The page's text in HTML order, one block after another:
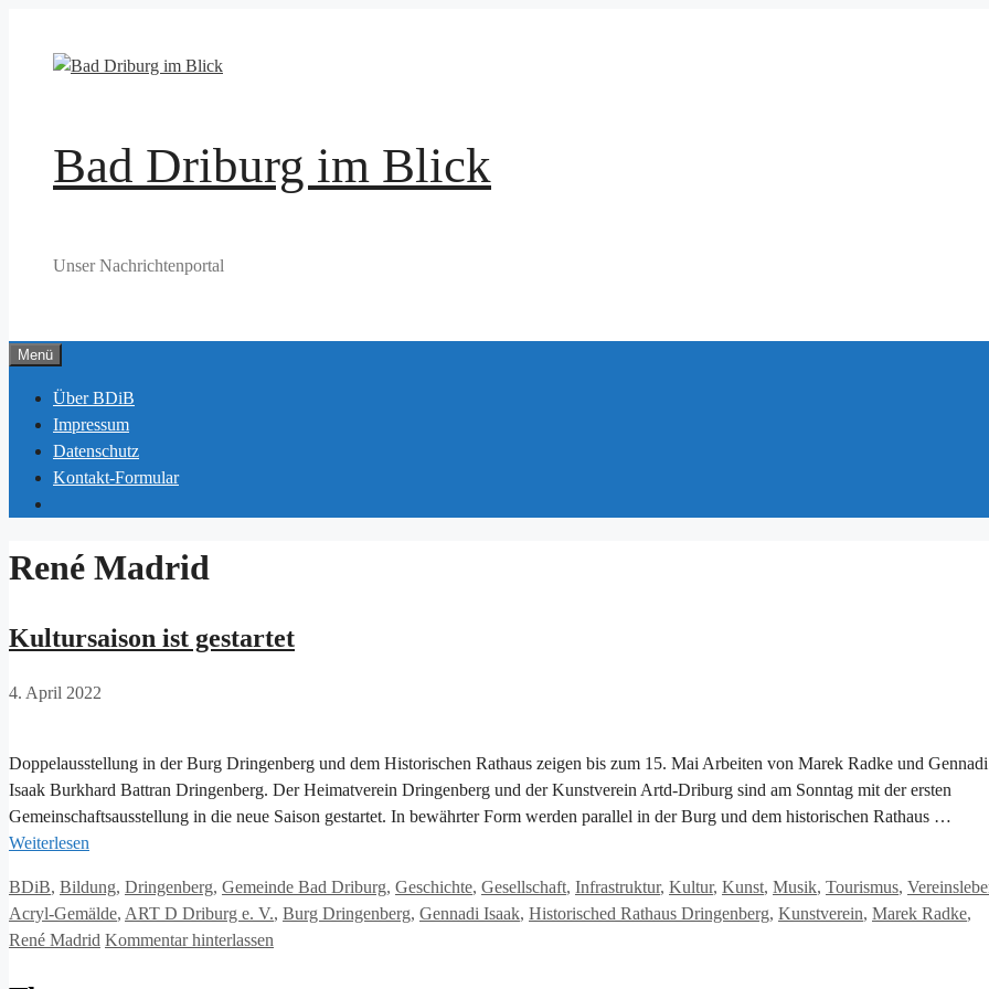
springen
Bad Driburg im Blick
Unser Nachrichtenportal
Menü
Über BDiB
Impressum
Datenschutz
Kontakt-Formular
René Madrid
Kultursaison ist gestartet
4. April 2022
Doppelausstellung in der Burg Dringenberg und dem Historischen Rathaus zeigen bis zum 15. Mai Arbeiten von Marek Radke und Gennadi
Isaak Burkhard Battran Dringenberg. Der Heimatverein Dringenberg und der Kunstverein Artd-Driburg sind am Sonntag mit der ersten
Gemeinschaftsausstellung in die neue Saison gestartet. In bewährter Form werden parallel in der Burg und dem historischen Rathaus …
Weiterlesen
Kategorien
BDiB, Bildung, Dringenberg, Gemeinde Bad Driburg, Geschichte, Gesellschaft, Infrastruktur, Kultur, Kunst, Musik, Tourismus,
Acryl-Gemälde, ART D Driburg e. V., Burg Dringenberg, Gennadi Isaak, Historisched Rathaus Dringenberg, Kunstverein, Marek Radke,
René Madrid Kommentar hinterlassen